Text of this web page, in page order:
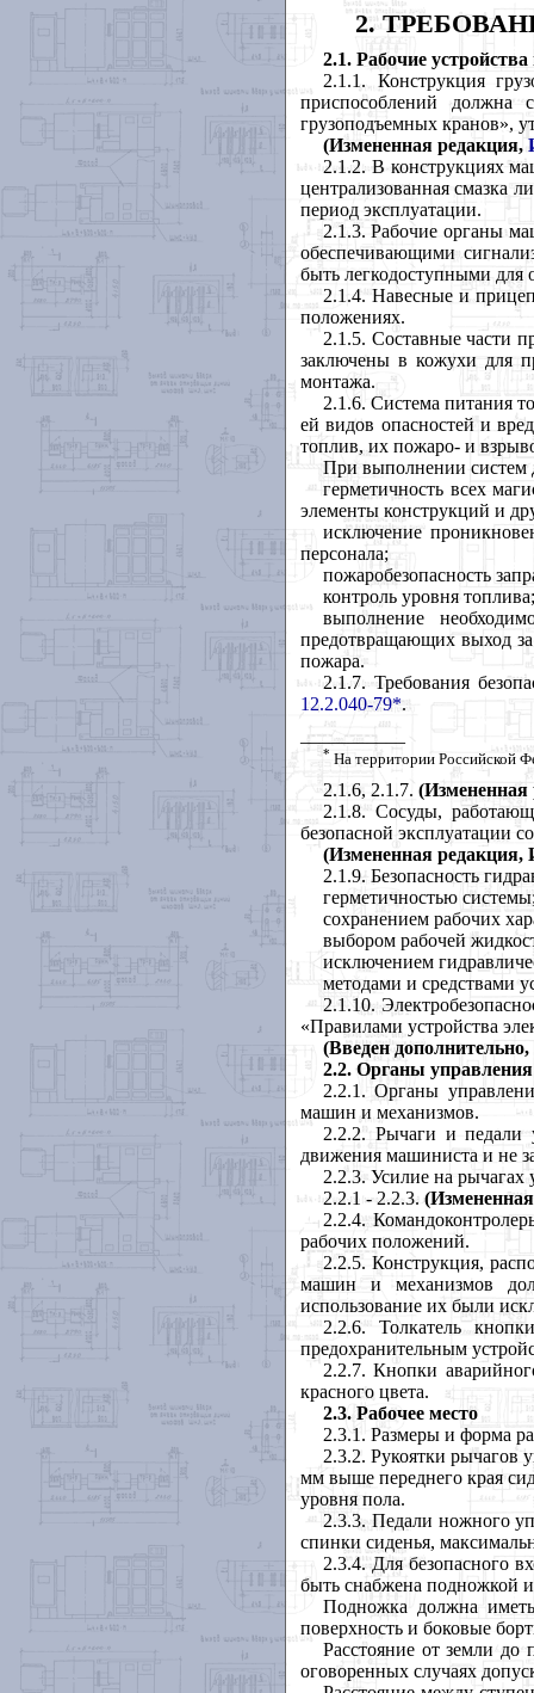
2.
2.1. Рабочие
2.1.1. Конструкция
приспособлений должна
грузоподъемных кранов»,
(Измененная редакция,
2.1.2. В конструкциях
централизованная смазка
период эксплуатации.
2.1.3. Рабочие органы
обеспечивающими
быть легкодоступными для
2.1.4. Навесные и
положениях.
2.1.5. Составные части
заключены в кожухи для
монтажа.
2.1.6. Система питания
ей видов опасностей и
топлив, их пожаро- и
При выполнении систем
герметичность всех
элементы конструкций и
исключение
персонала;
пожаробезопасность
контроль уровня топлива;
выполнение
предотвращающих выход
пожара.
2.1.7. Требования
12.2.040-79*.
___________
* На территории Российской
2.1.6, 2.1.7.
2.1.8. Сосуды,
безопасной эксплуатации
(Измененная
2.1.9. Безопасность
герметичностью
сохранением рабочих
выбором рабочей
исключением
методами и средствами
2.1.10.
«Правилами устройства
(Введен дополнительно,
2.2. Органы управления
2.2.1. Органы
машин и механизмов.
2.2.2. Рычаги и педали
движения машиниста и не
2.2.3. Усилие на
2.2.1 - 2.2.3.
2.2.4.
рабочих положений.
2.2.5. Конструкция,
машин и механизмов
использование их были
2.2.6. Толкатель
предохранительным
2.2.7. Кнопки
красного цвета.
2.3. Рабочее место
2.3.1. Размеры и форма
2.3.2. Рукоятки рычагов
мм выше переднего края
уровня пола.
2.3.3. Педали ножного
спинки сиденья,
2.3.4. Для безопасного
быть снабжена подножкой
Подножка должна
поверхность и боковые
Расстояние от земли
оговоренных случаях